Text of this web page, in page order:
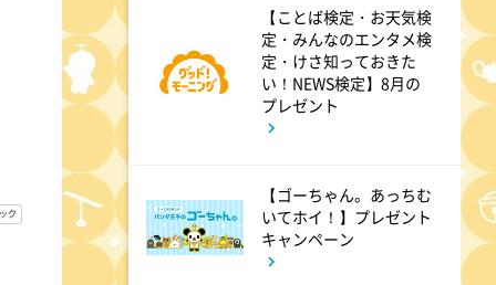
9:00
大空港～GATE24～ #3
9:54
よる 11:10
【ことば検定・お天気検
定・みんなのエンタメ検
定・けさ知っておきた
い！NEWS検定】8月の
プレゼント
【ゴーちゃん。あっちむ
いてホイ！】プレゼント
キャンペーン